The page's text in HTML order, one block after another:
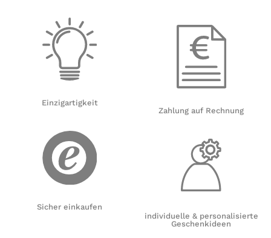
Einzigartigkeit
Sicher einkaufen
Zahlung auf Rechnung
individuelle & personalisierte
Geschenkideen